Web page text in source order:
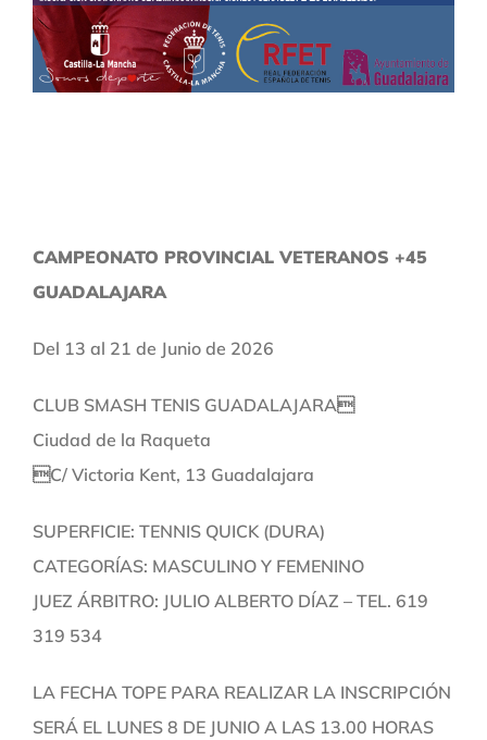
CAMPEONATO PROVINCIAL VETERANOS +45
GUADALAJARA
Del 13 al 21 de Junio de 2026
CLUB SMASH TENIS GUADALAJARA
Ciudad de la Raqueta
C/ Victoria Kent, 13 Guadalajara
SUPERFICIE: TENNIS QUICK (DURA)
CATEGORÍAS: MASCULINO Y FEMENINO
JUEZ ÁRBITRO: JULIO ALBERTO DÍAZ – TEL. 619
319 534
LA FECHA TOPE PARA REALIZAR LA INSCRIPCIÓN
SERÁ EL LUNES 8 DE JUNIO A LAS 13.00 HORAS